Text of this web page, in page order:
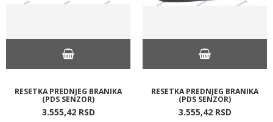
RESETKA PREDNJEG BRANIKA
(PDS SENZOR)
3.555,42 RSD
RESETKA PREDNJEG BRANIKA
(PDS SENZOR)
3.555,42 RSD